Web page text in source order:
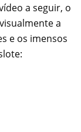
a seguir, o
a
e os imensos